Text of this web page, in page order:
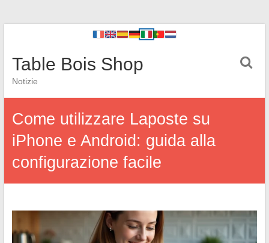
Table Bois Shop
Notizie
Come utilizzare Laposte su
iPhone e Android: guida alla
configurazione facile